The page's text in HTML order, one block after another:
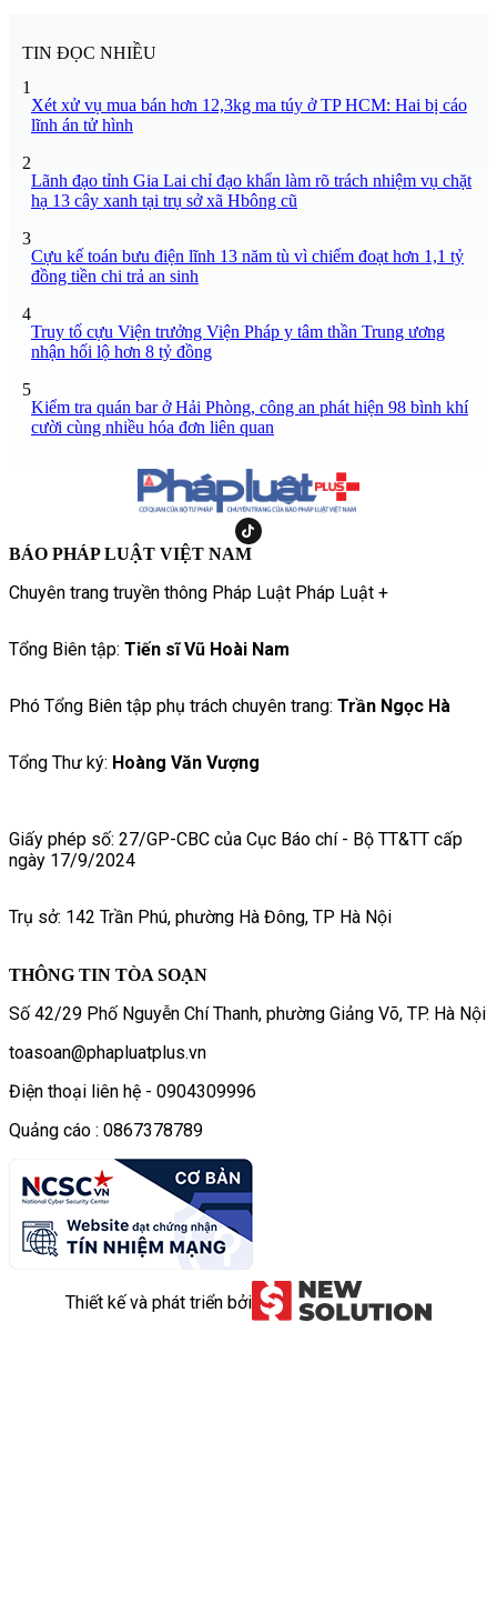
TIN ĐỌC NHIỀU
1
Xét xử vụ mua bán hơn 12,3kg ma túy ở TP HCM: Hai bị cáo
lĩnh án tử hình
2
Lãnh đạo tỉnh Gia Lai chỉ đạo khẩn làm rõ trách nhiệm vụ chặt
hạ 13 cây xanh tại trụ sở xã Hbông cũ
3
Cựu kế toán bưu điện lĩnh 13 năm tù vì chiếm đoạt hơn 1,1 tỷ
đồng tiền chi trả an sinh
4
Truy tố cựu Viện trưởng Viện Pháp y tâm thần Trung ương
nhận hối lộ hơn 8 tỷ đồng
5
Kiểm tra quán bar ở Hải Phòng, công an phát hiện 98 bình khí
cười cùng nhiều hóa đơn liên quan
BÁO PHÁP LUẬT VIỆT NAM
Chuyên trang truyền thông Pháp Luật Pháp Luật +
Tổng Biên tập: Tiến sĩ Vũ Hoài Nam
Phó Tổng Biên tập phụ trách chuyên trang: Trần Ngọc Hà
Tổng Thư ký: Hoàng Văn Vượng
Giấy phép số: 27/GP-CBC của Cục Báo chí - Bộ TT&TT cấp
ngày 17/9/2024
Trụ sở: 142 Trần Phú, phường Hà Đông, TP Hà Nội
THÔNG TIN TÒA SOẠN
Số 42/29 Phố Nguyễn Chí Thanh, phường Giảng Võ, TP. Hà Nội
toasoan@phapluatplus.vn
Điện thoại liên hệ - 0904309996
Quảng cáo : 0867378789
Thiết kế và phát triển bởi